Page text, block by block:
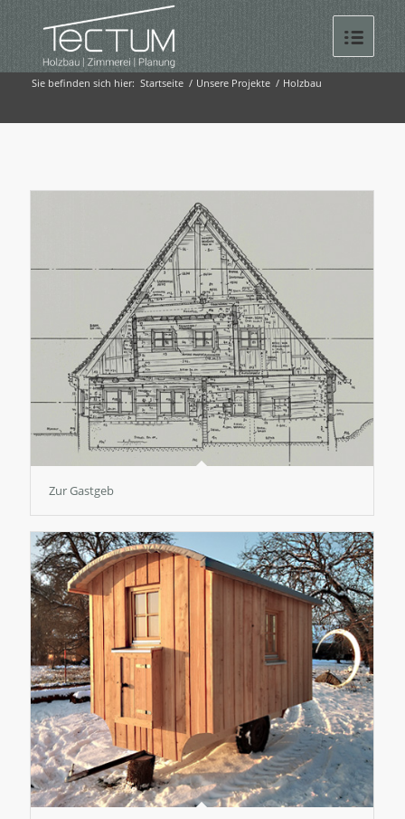
Sie befinden sich hier: Startseite / Unsere Projekte / Holzbau
Zur Gastgeb